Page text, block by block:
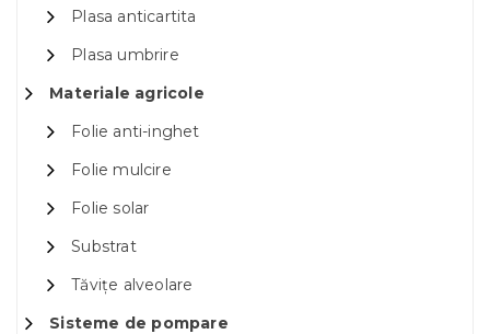
Plasa anticartita
Plasa umbrire
Materiale agricole
Folie anti-inghet
Folie mulcire
Folie solar
Substrat
Tăvițe alveolare
Sisteme de pompare